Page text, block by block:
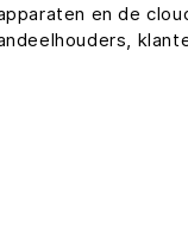
en de